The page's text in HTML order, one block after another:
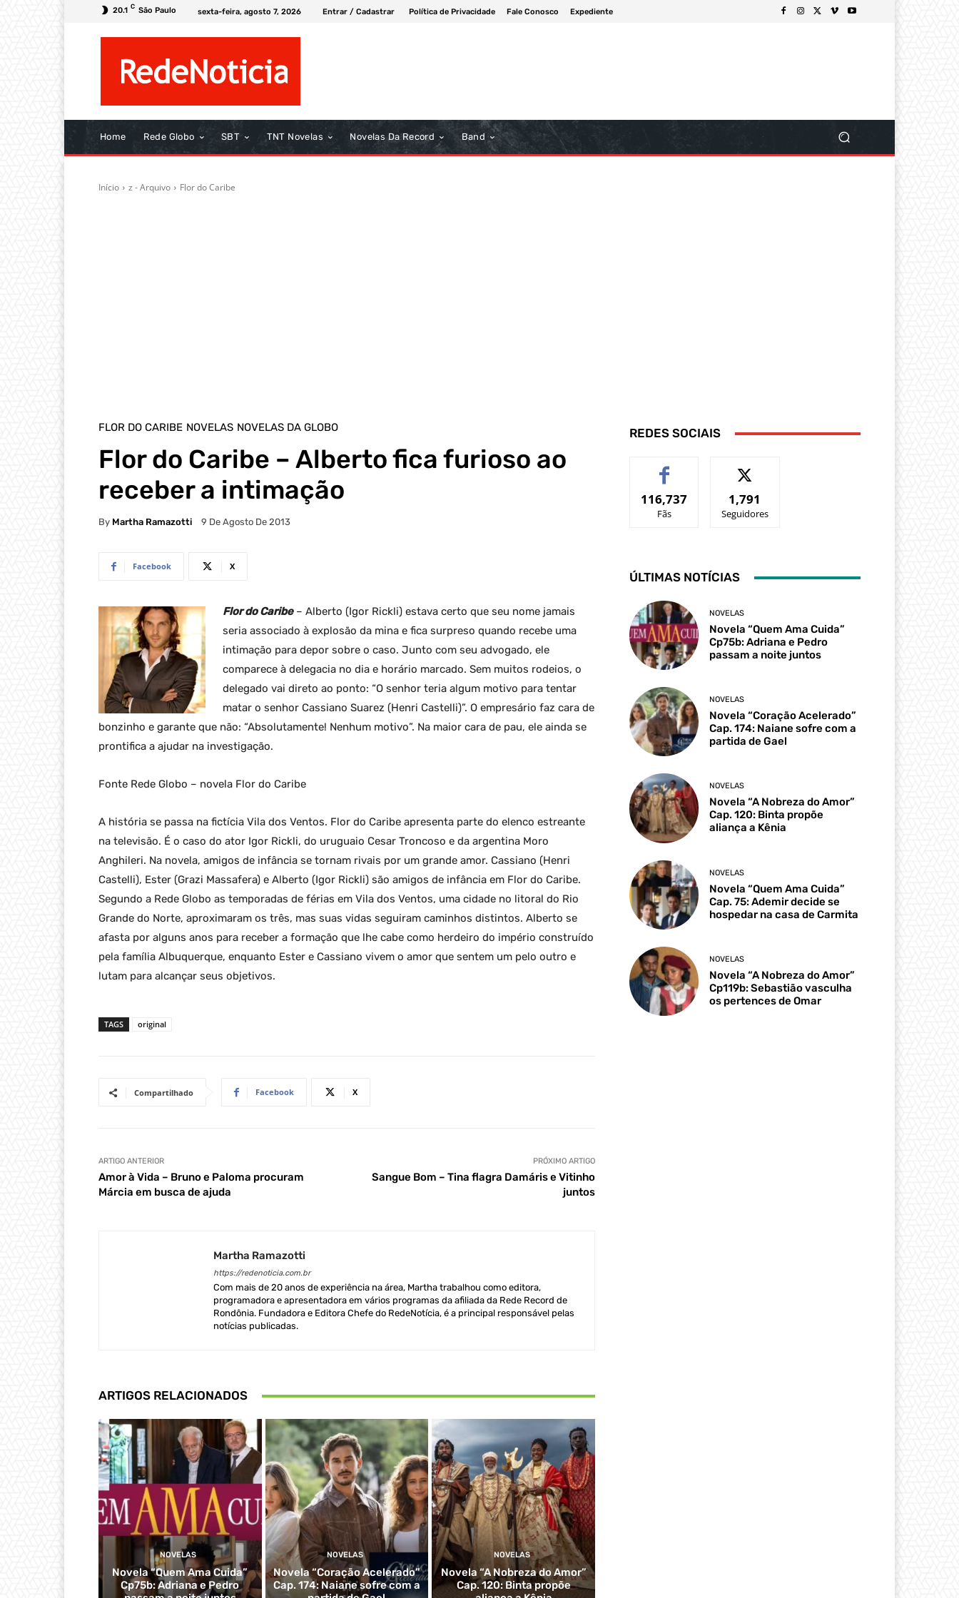
20.1 C São Paulo sexta-feira, agosto 7, 2026 Entrar / Cadastrar Política de Privacidade Fale Conosco Expediente
Home Rede Globo SBT TNT Novelas Novelas Da Record Band
Início z - Arquivo Flor do Caribe
FLOR DO CARIBE NOVELAS NOVELAS DA GLOBO
Flor do Caribe – Alberto fica furioso ao
receber a intimação
By Martha Ramazotti 9 De Agosto De 2013
Facebook X
Flor do Caribe– Alberto (Igor Rickli) estava certo que seu nome jamais
seria associado à explosão da mina e fica surpreso quando recebe uma
intimação para depor sobre o caso. Junto com seu advogado, ele
comparece à delegacia no dia e horário marcado. Sem muitos rodeios, o
delegado vai direto ao ponto: “O senhor teria algum motivo para tentar
matar o senhor Cassiano Suarez (Henri Castelli)”. O empresário faz cara de
bonzinho e garante que não: “Absolutamente! Nenhum motivo”. Na maior cara de pau, ele ainda se
prontifica a ajudar na investigação.
Fonte Rede Globo – novela Flor do Caribe
A história se passa na fictícia Vila dos Ventos. Flor do Caribe apresenta parte do elenco estreante
na televisão. É o caso do ator Igor Rickli, do uruguaio Cesar Troncoso e da argentina Moro
Anghileri. Na novela, amigos de infância se tornam rivais por um grande amor. Cassiano (Henri
Castelli), Ester (Grazi Massafera) e Alberto (Igor Rickli) são amigos de infância em Flor do Caribe.
Segundo a Rede Globo as temporadas de férias em Vila dos Ventos, uma cidade no litoral do Rio
Grande do Norte, aproximaram os três, mas suas vidas seguiram caminhos distintos. Alberto se
afasta por alguns anos para receber a formação que lhe cabe como herdeiro do império construído
pela família Albuquerque, enquanto Ester e Cassiano vivem o amor que sentem um pelo outro e
lutam para alcançar seus objetivos.
TAGS original
Compartilhado Facebook X
ARTIGO ANTERIOR
Amor à Vida – Bruno e Paloma procuram
Márcia em busca de ajuda
PRÓXIMO ARTIGO
Sangue Bom – Tina flagra Damáris e Vitinho
juntos
Martha Ramazotti
https://redenoticia.com.br
Com mais de 20 anos de experiência na área, Martha trabalhou como editora,
programadora e apresentadora em vários programas da afiliada da Rede Record de
Rondônia. Fundadora e Editora Chefe do RedeNotícia, é a principal responsável pelas
notícias publicadas.
ARTIGOS RELACIONADOS
NOVELAS
Novela “Quem Ama Cuida”
Cp75b: Adriana e Pedro
NOVELAS
Novela “Coração Acelerado”
Cap. 174: Naiane sofre com a
NOVELAS
Novela “A Nobreza do Amor”
Cap. 120: Binta propõe
REDES SOCIAIS
116,737
Fãs
1,791
Seguidores
ÚLTIMAS NOTÍCIAS
NOVELAS
Novela “Quem Ama Cuida”
Cp75b: Adriana e Pedro
passam a noite juntos
NOVELAS
Novela “Coração Acelerado”
Cap. 174: Naiane sofre com a
partida de Gael
NOVELAS
Novela “A Nobreza do Amor”
Cap. 120: Binta propõe
aliança a Kênia
NOVELAS
Novela “Quem Ama Cuida”
Cap. 75: Ademir decide se
hospedar na casa de Carmita
NOVELAS
Novela “A Nobreza do Amor”
Cp119b: Sebastião vasculha
os pertences de Omar